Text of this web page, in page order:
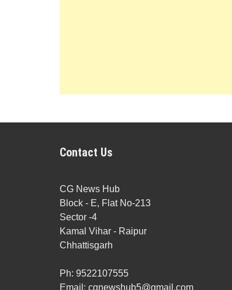
Contact Us
CG News Hub
Block - E, Flat No-213
Sector -4
Kamal Vihar - Raipur
Chhattisgarh
Ph: 9522107555
Email: cgnewshub5@gmail.com